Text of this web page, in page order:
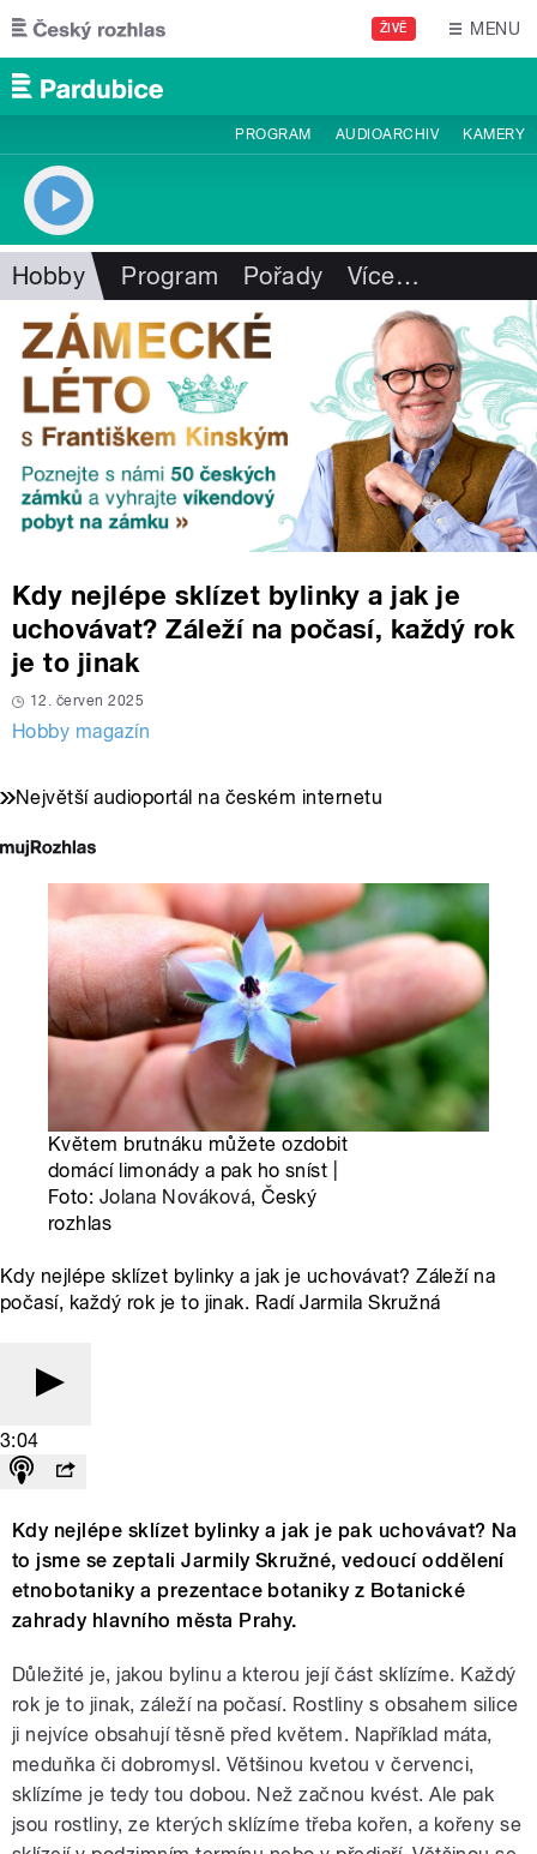
Přejít k hlavnímu obsahu
ŽIVĚ MENU
PROGRAM AUDIOARCHIV KAMERY
Hobby Program Pořady Více…
Kdy nejlépe sklízet bylinky a jak je
uchovávat? Záleží na počasí, každý rok
je to jinak
12. červen 2025
Hobby magazín
Největší audioportál na českém internetu
Květem brutnáku můžete ozdobit
domácí limonády a pak ho sníst |
Foto: Jolana Nováková, Český
rozhlas
Kdy nejlépe sklízet bylinky a jak je uchovávat? Záleží na
počasí, každý rok je to jinak. Radí Jarmila Skružná
3:04
Kdy nejlépe sklízet bylinky a jak je pak uchovávat? Na
to jsme se zeptali Jarmily Skružné, vedoucí oddělení
etnobotaniky a prezentace botaniky z Botanické
zahrady hlavního města Prahy.
Důležité je, jakou bylinu a kterou její část sklízíme. Každý
rok je to jinak, záleží na počasí. Rostliny s obsahem silice
ji nejvíce obsahují těsně před květem. Například máta,
meduňka či dobromysl. Většinou kvetou v červenci,
sklízíme je tedy tou dobou. Než začnou kvést. Ale pak
jsou rostliny, ze kterých sklízíme třeba kořen, a kořeny se